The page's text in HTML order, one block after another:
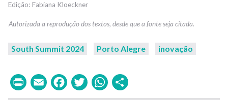
Fabiana Kloeckner
South Summit 2024 Porto Alegre inovação
PrintEmailFacebook
TwitterWhatsApp